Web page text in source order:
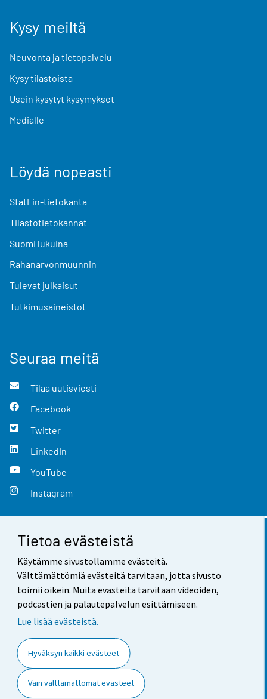
Tietoa evästeistä
Käytämme sivustollamme evästeitä.
Välttämättömiä evästeitä tarvitaan, jotta sivusto
toimii oikein. Muita evästeitä tarvitaan videoiden,
podcastien ja palautepalvelun esittämiseen.
Lue lisää evästeistä.
Hyväksyn kaikki evästeet
Vain välttämättömät evästeet
Kysy meiltä
Neuvonta ja tietopalvelu
Kysy tilastoista
Usein kysytyt kysymykset
Medialle
Löydä nopeasti
StatFin-tietokanta
Tilastotietokannat
Suomi lukuina
Rahanarvonmuunnin
Tulevat julkaisut
Tutkimusaineistot
Seuraa meitä
Tilaa uutisviesti
Facebook
Twitter
LinkedIn
YouTube
Instagram
Yhteystiedot
Palaute
Käyttöehdot
Saavutettavuus
Tietoa sivustosta
Evästeasetukset